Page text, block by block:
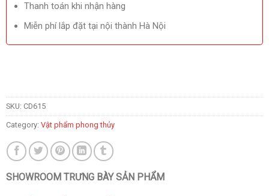
Thanh toán khi nhận hàng
Miễn phí lắp đặt tại nội thành Hà Nội
SKU: CD615
Category: Vật phẩm phong thủy
SHOWROOM TRƯNG BÀY SẢN PHẨM